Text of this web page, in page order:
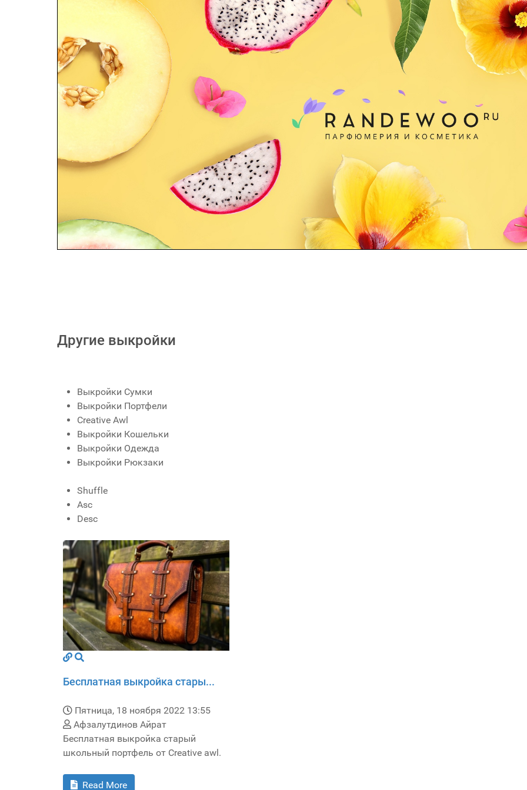
Другие выкройки
Выкройки Сумки
Выкройки Портфели
Creative Awl
Выкройки Кошельки
Выкройки Одежда
Выкройки Рюкзаки
Shuffle
Asc
Desc
Бесплатная выкройка стары...
Пятница, 18 ноября 2022 13:55
Афзалутдинов Айрат
Бесплатная выкройка старый
школьный портфель от Creative awl.
Read More